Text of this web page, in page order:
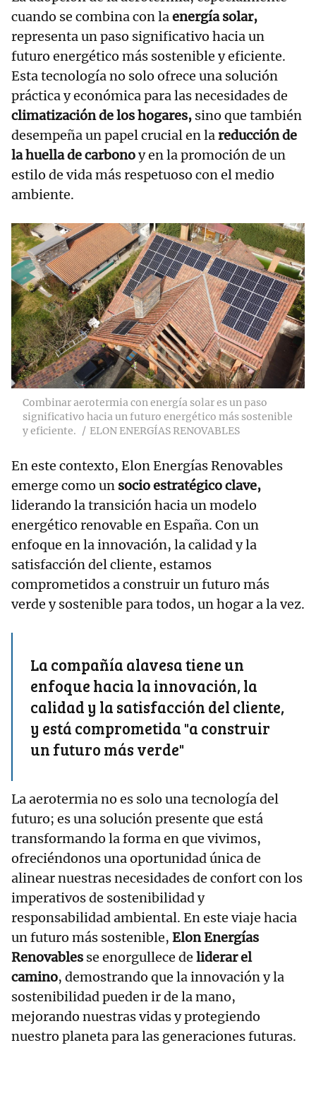
cuando se combina con laenergía solar,
representa un paso significativo hacia un
futuro energético más sostenible y eficiente.
Esta tecnología no solo ofrece una solución
práctica y económica para las necesidades de
climatización de los hogares, sino que también
desempeña un papel crucial en lareducción de
la huella de carbonoy en la promoción de un
estilo de vida más respetuoso con el medio
ambiente.
Combinar aerotermia con energía solar es un paso
significativo hacia un futuro energético más sostenible
y eficiente.
ELON ENERGÍAS RENOVABLES
En este contexto, Elon Energías Renovables
emerge como un socio estratégico clave,
liderando la transición hacia un modelo
energético renovable en España. Con un
enfoque en la innovación, la calidad y la
satisfacción del cliente, estamos
comprometidos a construir un futuro más
verde y sostenible para todos, un hogar a la vez.
La compañía alavesa tiene un
enfoque hacia la innovación, la
calidad y la satisfacción del cliente,
y está comprometida "a construir
un futuro más verde"
La aerotermia no es solo una tecnología del
futuro; es una solución presente que está
transformando la forma en que vivimos,
ofreciéndonos una oportunidad única de
alinear nuestras necesidades de confort con los
imperativos de sostenibilidad y
responsabilidad ambiental. En este viaje hacia
un futuro más sostenible, Elon Energías
Renovables se enorgullece de liderar el
camino, demostrando que la innovación y la
sostenibilidad pueden ir de la mano,
mejorando nuestras vidas y protegiendo
nuestro planeta para las generaciones futuras.